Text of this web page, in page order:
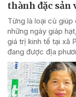
thành đặc sản
Từng là loại củ
những ngày giáp
giá trị kinh tế tại xã
đang được địa